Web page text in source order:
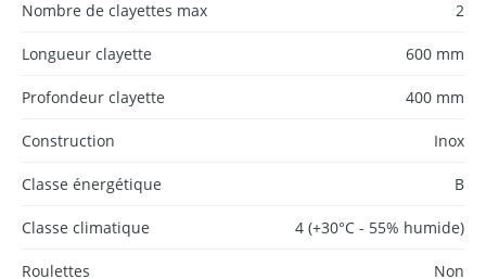
Nombre de clayettes max 2
Longueur clayette 600 mm
Profondeur clayette 400 mm
Construction Inox
Classe énergétique B
Classe climatique 4 (+30°C - 55% humide)
Roulettes Non